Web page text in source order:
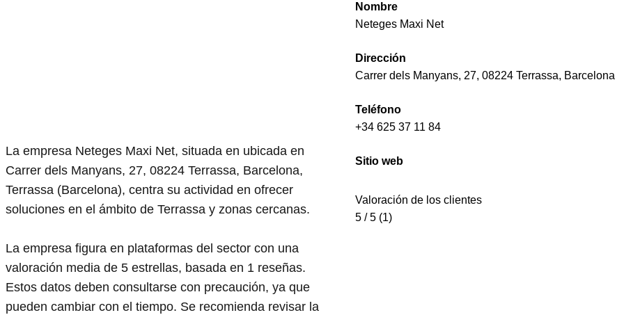
La empresa Neteges Maxi Net, situada en ubicada en
Carrer dels Manyans, 27, 08224 Terrassa, Barcelona,
Terrassa (Barcelona), centra su actividad en ofrecer
soluciones en el ámbito de Terrassa y zonas cercanas.
La empresa figura en plataformas del sector con una
valoración media de 5 estrellas, basada en 1 reseñas.
Estos datos deben consultarse con precaución, ya que
pueden cambiar con el tiempo. Se recomienda revisar la
Nombre
Neteges Maxi Net
Dirección
Carrer dels Manyans, 27, 08224 Terrassa, Barcelona
Teléfono
+34 625 37 11 84
Sitio web
Valoración de los clientes
5 / 5 (1)